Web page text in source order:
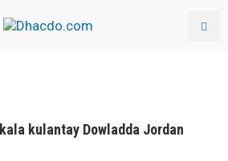
kulantay Dowladda Jordan